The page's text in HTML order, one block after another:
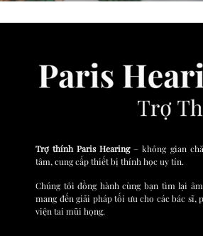
Trợ thính Paris Hearing– không gian
tâm, cung cấp thiết bị thính học uy tín.
Chúng tôi đồng hành cùng bạn tìm lại âm
mang đến giải pháp tối ưu cho các bác sĩ,
viện tai mũi họng.